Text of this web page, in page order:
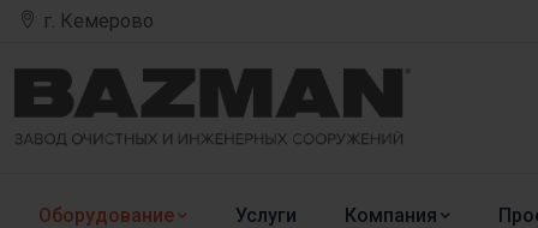
г. Кемерово
Оборудование Услуги Компания